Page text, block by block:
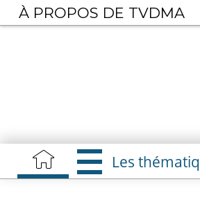
Aller
au
Les
À PROPOS DE TVDMA